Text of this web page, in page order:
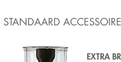
STANDAARD
EXTRA